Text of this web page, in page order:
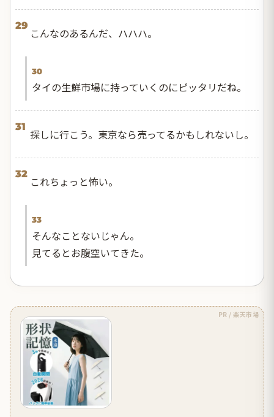
29
こんなのあるんだ、ハハハ。
30
タイの生鮮市場に持っていくのにピッタリだね。
31
探しに行こう。東京なら売ってるかもしれないし。
32
これちょっと怖い。
33
そんなことないじゃん。
見てるとお腹空いてきた。
PR / 楽天市場